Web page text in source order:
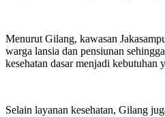
Menurut Gilang, kawasan
warga lansia dan pensiunan
kesehatan dasar menjadi kebutuhan
Selain layanan kesehatan, Gilang